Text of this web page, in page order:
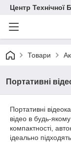
Центр Технічної
Товари
Портативні
Портативні
відео в будь-
компактності,
ідеально